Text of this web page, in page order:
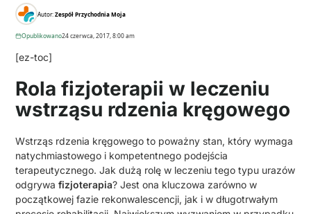
Autor:Zespół Przychodnia Moja
Opublikowano24 czerwca, 2017, 8:00 am
[ez-toc]
Rola fizjoterapii w leczeniu
wstrząsu rdzenia kręgowego
Wstrząs rdzenia kręgowego to poważny stan, który wymaga
natychmiastowego i kompetentnego podejścia
terapeutycznego. Jak dużą rolę w leczeniu tego typu urazów
odgrywafizjoterapia? Jest ona kluczowa zarówno w
początkowej fazie rekonwalescencji, jak i w długotrwałym